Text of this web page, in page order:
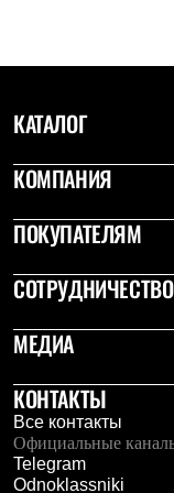
Флисовая одежда
Жилеты
Термобелье
Комплект термобелья
Палатки и тенты
Тенты
Аксессуары для
Экспедиционные
Легкоходные
Альпинистские
Городские
Аксессуары для
Спальные мешки
Пуховые
Комбинированные
КАТАЛОГ
КОМПАНИЯ
ПОКУПАТЕЛЯМ
СОТРУДНИЧЕСТВО
МЕДИА
КОНТАКТЫ
Все контакты
Официальные
Telegram
Odnoklassniki